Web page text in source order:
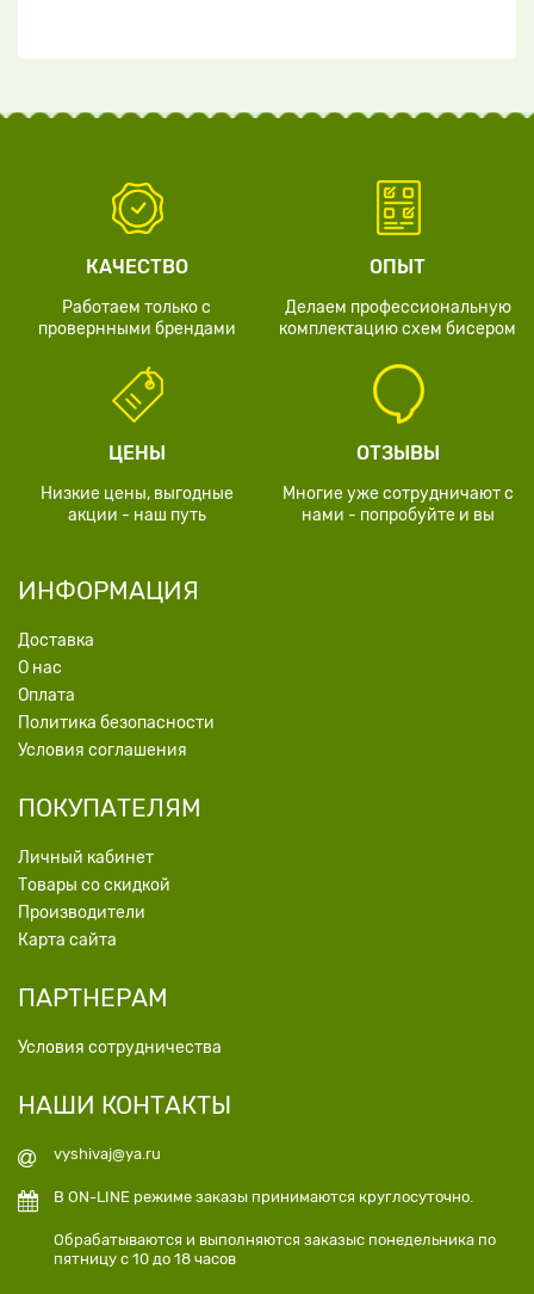
КАЧЕСТВО
Работаем только с
провернными брендами
ОПЫТ
Делаем профессиональную
комплектацию схем бисером
ЦЕНЫ
Низкие цены, выгодные
акции - наш путь
ОТЗЫВЫ
Многие уже сотрудничают с
нами - попробуйте и вы
ИНФОРМАЦИЯ
Доставка
О нас
Оплата
Политика безопасности
Условия соглашения
ПОКУПАТЕЛЯМ
Личный кабинет
Товары со скидкой
Производители
Карта сайта
ПАРТНЕРАМ
Условия сотрудничества
НАШИ КОНТАКТЫ
vyshivaj@ya.ru
В ON-LINE режиме заказы принимаются круглосуточно.
Обрабатываются и выполняются заказыс понедельника по
пятницу с 10 до 18 часов